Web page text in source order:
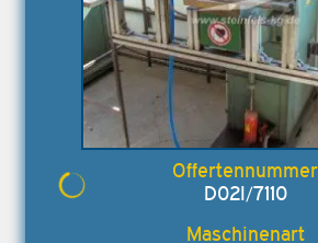
D02I/7110